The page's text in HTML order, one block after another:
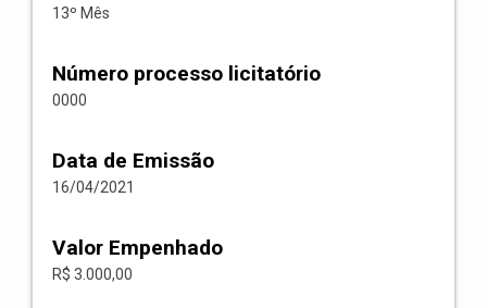
13º Mês
Número processo licitatório
0000
Data de Emissão
16/04/2021
Valor Empenhado
R$ 3.000,00